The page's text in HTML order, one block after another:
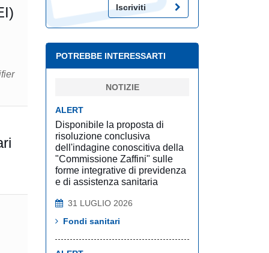
Iscriviti
POTREBBE INTERESSARTI
NOTIZIE
ALERT
Disponibile la proposta di
risoluzione conclusiva
dell'indagine conoscitiva della
"Commissione Zaffini" sulle
forme integrative di previdenza
e di assistenza sanitaria
31 LUGLIO 2026
Fondi sanitari